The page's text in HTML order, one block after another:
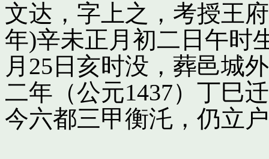
文达，字上之，考授王
年)辛未正月初二日午时
月25日亥时没，葬邑城
二年（公元1437）丁巳
今六都三甲衡汑，仍立